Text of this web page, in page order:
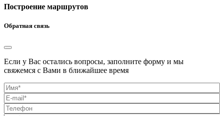
Построение маршрутов
Обратная связь
Если у Вас остались вопросы, заполните форму и мы
свяжемся с Вами в ближайшее время